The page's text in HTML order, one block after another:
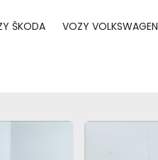
ŠKODA VOZY VOLKSWAGEN